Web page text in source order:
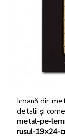
Icoană din
detalii și
metal-pe-
rusul-19×24-